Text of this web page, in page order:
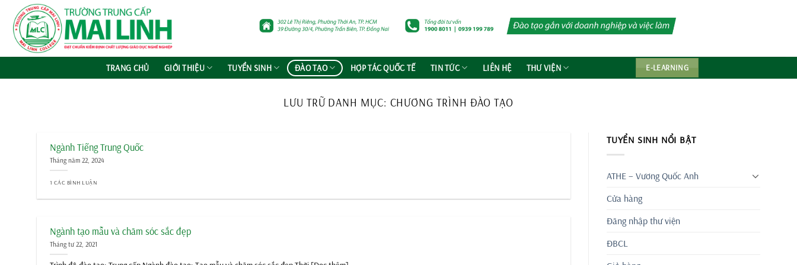
Chuyển
TRANG CHỦ GIỚI THIỆU TUYỂN SINH ĐÀO TẠO HỢP TÁC QUỐC TẾ TIN TỨC LIÊN HỆ THƯ VIỆN E-LEARNING
LƯU TRỮ DANH MỤC: CHƯƠNG TRÌNH ĐÀO TẠO
Ngành Tiếng Trung Quốc
Tháng năm 22, 2024
1 CÁC BÌNH LUẬN
Ngành tạo mẫu và chăm sóc sắc đẹp
Tháng tư 22, 2021
TUYỂN SINH NỔI BẬT
ATHE – Vương Quốc Anh
Cửa hàng
Đăng nhập thư viện
ĐBCL